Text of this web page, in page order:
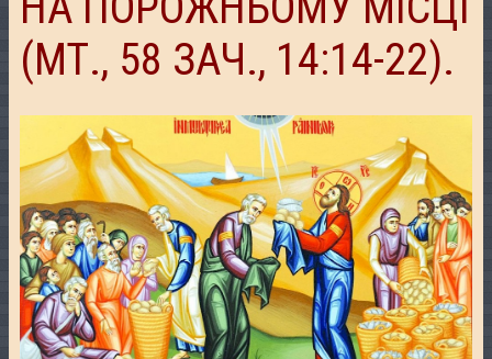
(МТ., 58 ЗАЧ., 14:14-22).